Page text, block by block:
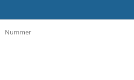
Nummer